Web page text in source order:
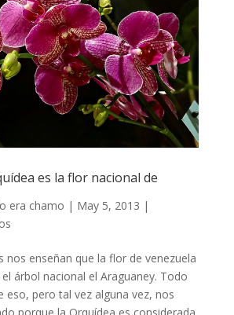
es la flor nacional de
era chamo | May 5, 2013 |
nos enseñan que la flor de venezuela
árbol nacional el Araguaney. Todo
eso, pero tal vez alguna vez, nos
porque la Orquídea es considerada